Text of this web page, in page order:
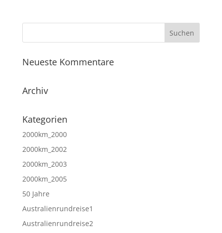
Neueste Kommentare
Archiv
Kategorien
2000km_2000
2000km_2002
2000km_2003
2000km_2005
50 Jahre
Australienrundreise1
Australienrundreise2